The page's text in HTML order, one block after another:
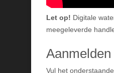
Let op! Digitale
meegeleverde
Vul het